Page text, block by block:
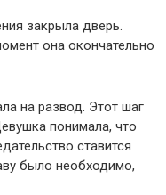
закрыла дверь.
она окончательно
на развод. Этот шаг
понимала, что
ставится
было необходимо,